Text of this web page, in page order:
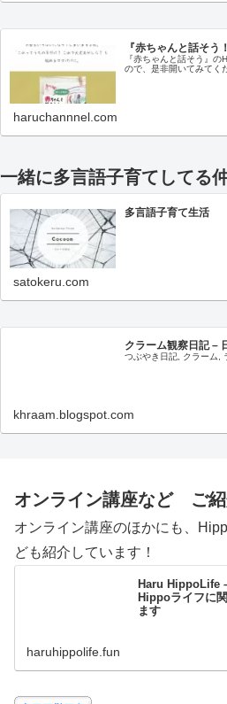
『赤ちゃんと話そう
『赤ちゃんと話そう』
ので、是非開いてみてく
haruchannnel.com
一緒に多言語子育てしてる
多言語子育て生活
satokeru.com
クラーム観察日記 –
つぶやき日記, クラーム,
khraam.blogspot.com
オンライン講座など ご
オンライン講座のほかにも、
ども紹介しています！
Haru HippoLife
Hippoライフに
ます
haruhippolife.fun